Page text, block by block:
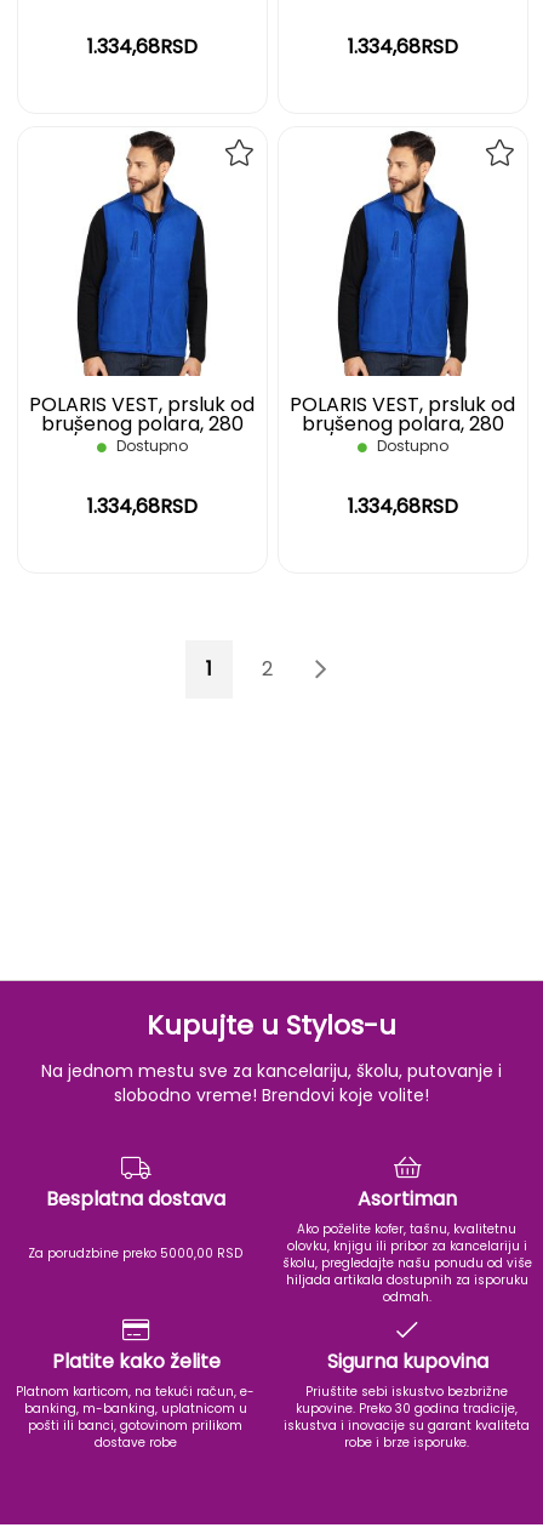
1.334,68RSD 1.334,68RSD
POLARIS VEST, prsluk od
brušenog polara, 280
g/m2, rojal plavi, S
Dostupno
1.334,68RSD
POLARIS VEST, prsluk od
brušenog polara, 280
g/m2, rojal plavi, XL
Dostupno
1.334,68RSD
You're currently reading page
1 Page
2 Page
3
Kupujte u Stylos-u
Na jednom mestu sve za kancelariju, školu, putovanje i
slobodno vreme! Brendovi koje volite!
Besplatna dostava
Za porudzbine preko 5000,00 RSD
Asortiman
Ako poželite kofer, tašnu, kvalitetnu
olovku, knjigu ili pribor za kancelariju i
školu, pregledajte našu ponudu od više
hiljada artikala dostupnih za isporuku
odmah.
Platite kako želite
Platnom karticom, na tekući račun, e-
banking, m-banking, uplatnicom u
pošti ili banci, gotovinom prilikom
dostave robe
Sigurna kupovina
Priuštite sebi iskustvo bezbrižne
kupovine. Preko 30 godina tradicije,
iskustva i inovacije su garant kvaliteta
robe i brze isporuke.